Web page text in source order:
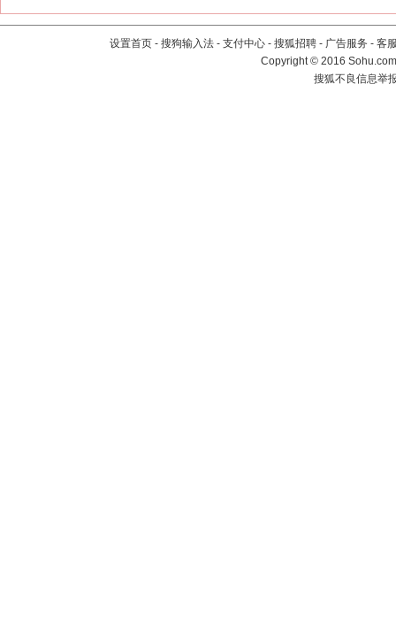
设置首页 - 搜狗输入法 - 支付中心 - 搜狐招聘 - 广告服务 - 客
Copyright©2016
搜狐不良信息举